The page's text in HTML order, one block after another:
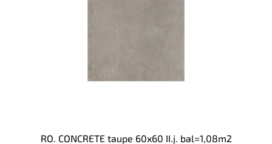
RO. CONCRETE taupe 60x60 II.j. bal=1,08m2